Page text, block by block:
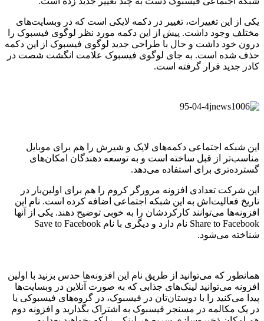
یکی از این تغییرات، تغییر در دکمه لایکی است که در وبسایت‌های
مختلف وجود داشت. پیش از این دکمه مورد نظر لوگوی فیسبوک را
درون خود داشت و حال با طراحی جدید لوگوی فیسبوک از این دکمه
حذف شده است. به جای لوگوی فیسبوک علامت انگشت شصت در
کادر جدید قرار گرفته است.
این شبکه اجتماعی دکمه‌های لایک و شیرش را هم برای موبایل
مناسب‌تر از قبل ساخته است و به توسعه دهندگان امکان‌های
گسترده‌تری برای استفاده می‌دهد.
این شرکت تعدادی افزونه مرورگر کروم را هم برای اولین‌بار در
تاریخ فعالیت‌اش به این شبکه اجتماعی اضافه کرده است. نام این
افزونه‌ها می‌توانند کارکردشان را به خوبی توضیح دهند. یکی از آنها
Share to Facebook نام دارد و دیگری با نام Save to Facebook
شناخته می‌شود.
همانطور که می‌توانید از طریق نام این افزونه‌ها حدس بزنید با اولین
افزونه می‌توانید لینک‌های جذابی که به صورت آنلاین در وبسایت‌‌ها
پیدا می‌کنید را با دوستان‌تان در فیسبوک، در گروه‌های فیسبوکی یا
در یک مکالمه در مسنجر فیسبوک به اشتراک بگذارید و افزونه دوم